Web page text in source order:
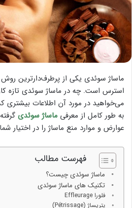
ماساژ سوئدی یکی از پرطرف‌دارترین
استرس است. چه در ماساژ سوئدی تازه
می‌خواهید در مورد آن اطلاعات بیشتری
به طور کامل از معرفی ماساژ سوئدی
عوارض و موارد منع ماساژ را در اختیار شما
فهرست مطالب
ماساژ سوئدی چیست؟
تکنیک های ماساژ سوئدی
فلورا Effleurage
پتریساژ (Pétrissage)